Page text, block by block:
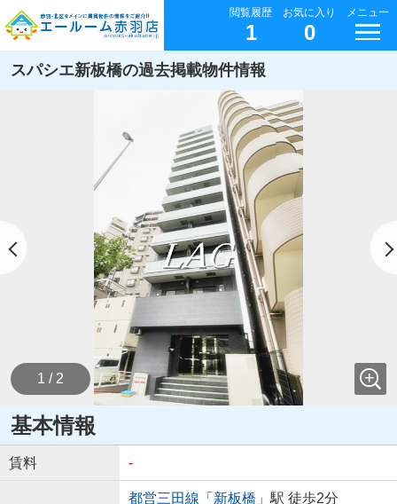
閲覧履歴
1
お気に入り
0
メニュー
スパシエ新板橋の過去掲載物件情報
1 / 2
基本情報
賃料 -
都営三田線 「 新板橋 」駅 徒歩2分